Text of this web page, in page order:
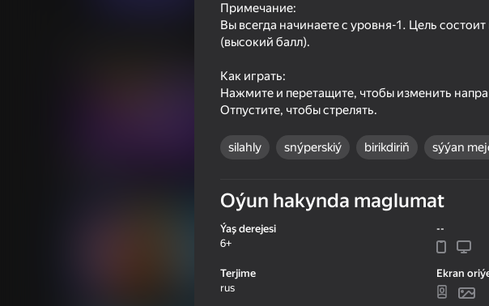
48 61
46
Примечание:
Вы всегда начинаете с уровня-1. Цель
(высокий балл).
Как играть:
Нажмите и перетащите, чтобы изменить
Отпустите, чтобы стрелять.
silahly snýperskiý birikdiriň sýýan
Oýun hakynda maglumat
Ýaş derejesi
6+
--
Terjime
rus
Ekran